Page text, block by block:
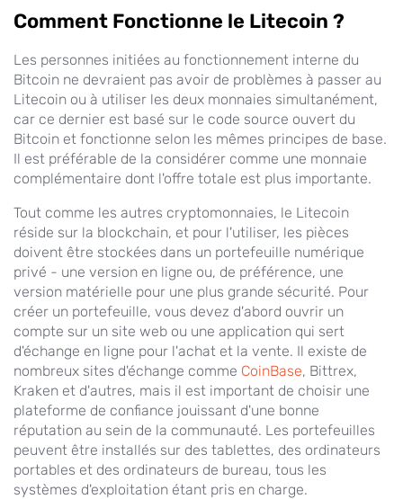
Comment Fonctionne le Litecoin ?
Les personnes initiées au fonctionnement interne du
Bitcoin ne devraient pas avoir de problèmes à passer au
Litecoin ou à utiliser les deux monnaies simultanément,
car ce dernier est basé sur le code source ouvert du
Bitcoin et fonctionne selon les mêmes principes de base.
Il est préférable de la considérer comme une monnaie
complémentaire dont l'offre totale est plus importante.
Tout comme les autres cryptomonnaies, le Litecoin
réside sur la blockchain, et pour l'utiliser, les pièces
doivent être stockées dans un portefeuille numérique
privé - une version en ligne ou, de préférence, une
version matérielle pour une plus grande sécurité. Pour
créer un portefeuille, vous devez d'abord ouvrir un
compte sur un site web ou une application qui sert
d'échange en ligne pour l'achat et la vente. Il existe de
nombreux sites d'échange comme CoinBase, Bittrex,
Kraken et d'autres, mais il est important de choisir une
plateforme de confiance jouissant d'une bonne
réputation au sein de la communauté. Les portefeuilles
peuvent être installés sur des tablettes, des ordinateurs
portables et des ordinateurs de bureau, tous les
systèmes d'exploitation étant pris en charge.